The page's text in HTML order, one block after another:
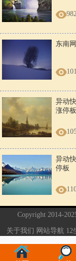
东南
异动
涨停板
异动
停板
Copyright 2014-
关于我们 网站导航 12